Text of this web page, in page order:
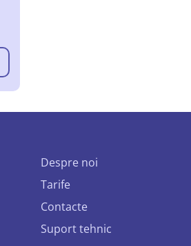
Despre noi
Tarife
Contacte
Suport tehnic